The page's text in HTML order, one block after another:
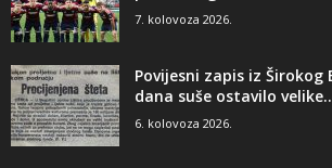
7. kolovoza 2026.
Povijesni zapis iz Širokog
dana suše ostavilo
6. kolovoza 2026.